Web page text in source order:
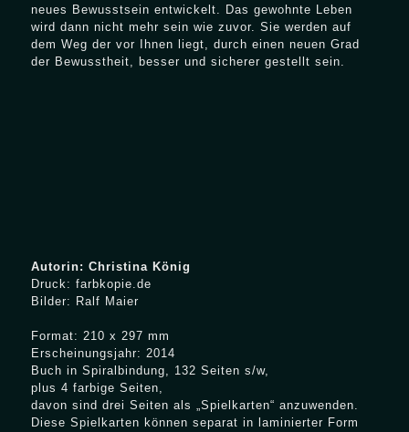
neues Bewusstsein entwickelt. Das gewohnte Leben
wird dann nicht mehr sein wie zuvor. Sie werden auf
dem Weg der vor Ihnen liegt, durch einen neuen Grad
der Bewusstheit, besser und sicherer gestellt sein.
Autorin: Christina König
Druck: farbkopie.de
Bilder: Ralf Maier
Format: 210 x 297 mm
Erscheinungsjahr: 2014
Buch in Spiralbindung, 132 Seiten s/w,
plus 4 farbige Seiten,
davon sind drei Seiten als „Spielkarten“ anzuwenden.
Diese Spielkarten können separat in laminierter Form